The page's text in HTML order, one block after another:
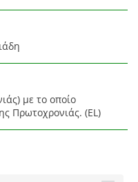
με το οποίο
Πρωτοχρονιάς. (EL)